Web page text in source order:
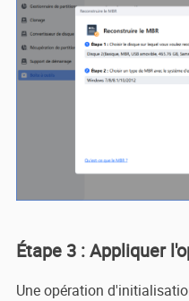
Étape 3 : Appliquer
Une opération